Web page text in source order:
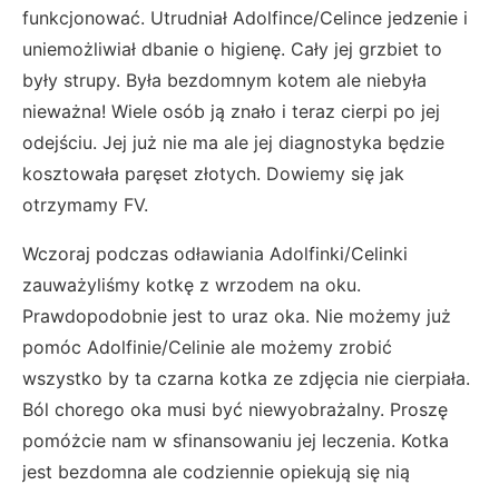
funkcjonować. Utrudniał Adolfince/Celince jedzenie i
uniemożliwiał dbanie o higienę. Cały jej grzbiet to
były strupy. Była bezdomnym kotem ale niebyła
nieważna! Wiele osób ją znało i teraz cierpi po jej
odejściu. Jej już nie ma ale jej diagnostyka będzie
kosztowała paręset złotych. Dowiemy się jak
otrzymamy FV.
Wczoraj podczas odławiania Adolfinki/Celinki
zauważyliśmy kotkę z wrzodem na oku.
Prawdopodobnie jest to uraz oka. Nie możemy już
pomóc Adolfinie/Celinie ale możemy zrobić
wszystko by ta czarna kotka ze zdjęcia nie cierpiała.
Ból chorego oka musi być niewyobrażalny. Proszę
pomóżcie nam w sfinansowaniu jej leczenia. Kotka
jest bezdomna ale codziennie opiekują się nią